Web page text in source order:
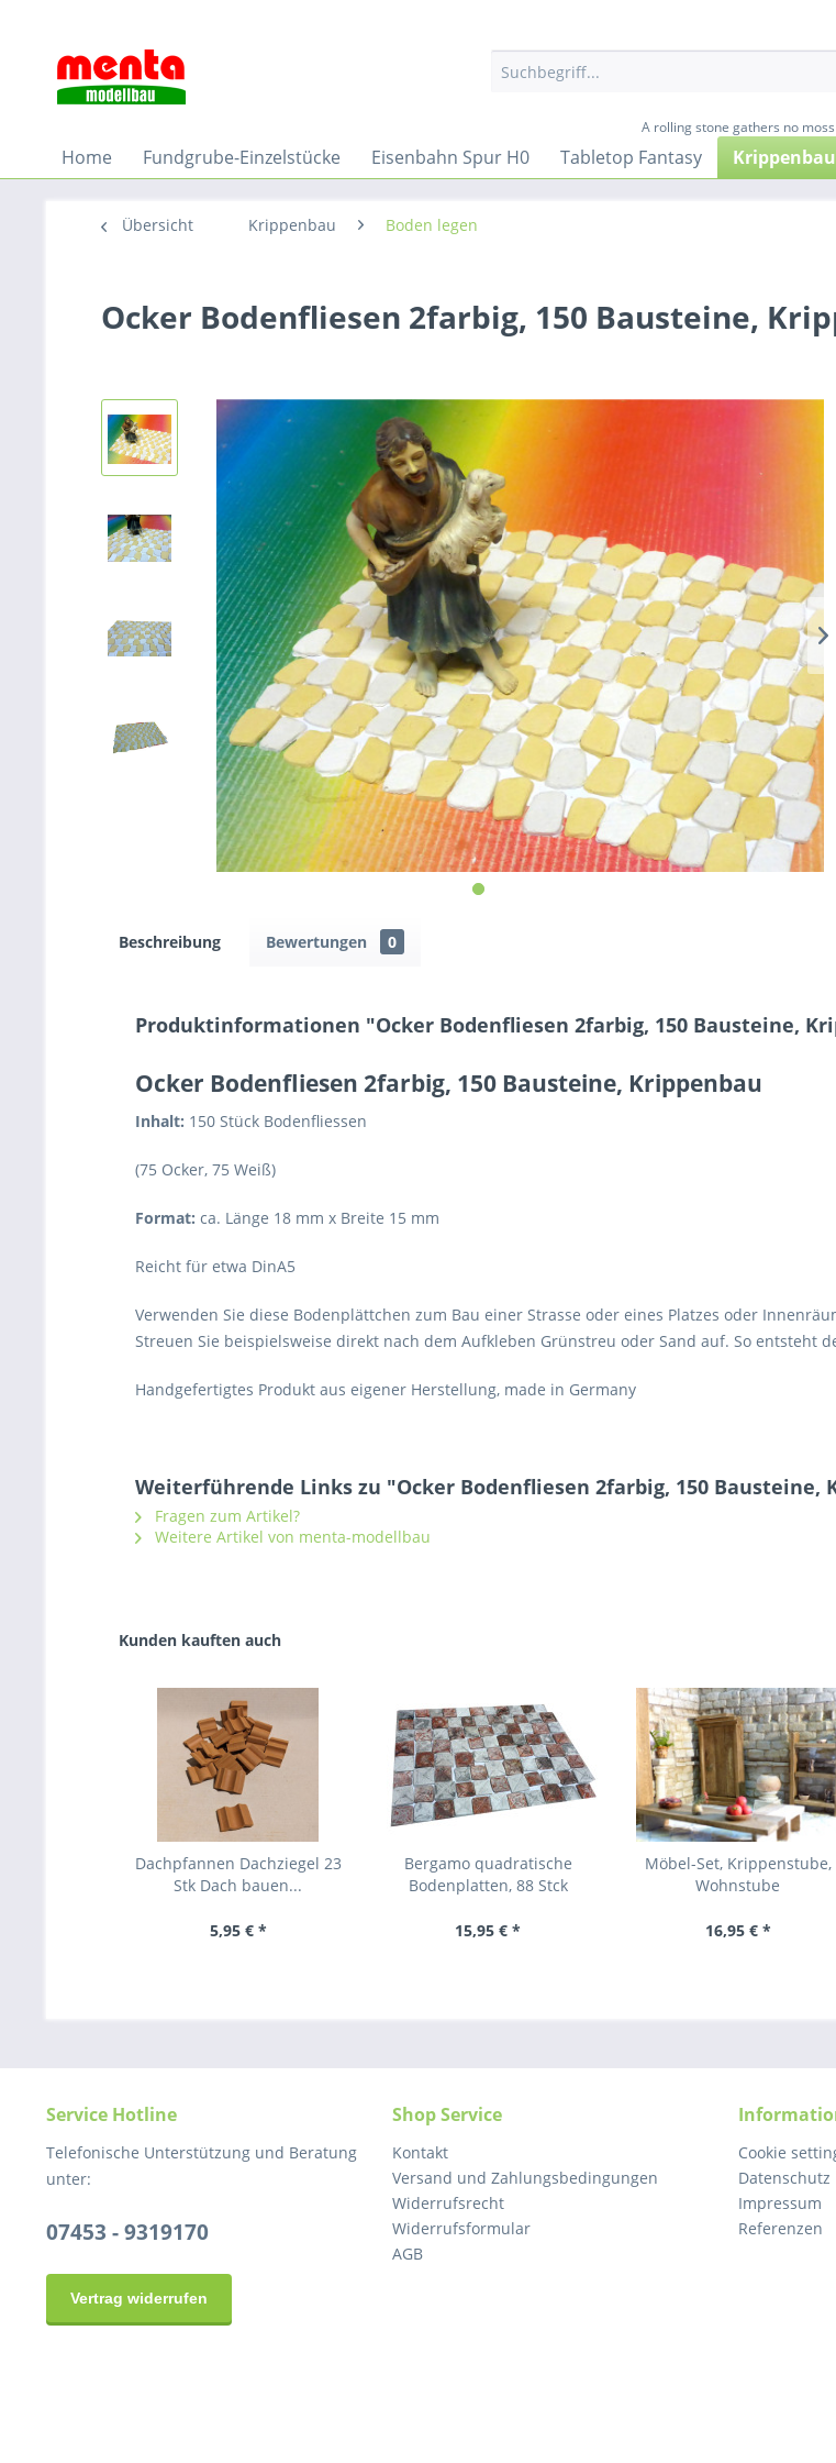
A rolling stone gathers no moss
Home Fundgrube-Einzelstücke Eisenbahn Spur H0 Tabletop Fantasy Krippenbau
Übersicht Krippenbau Boden legen
Ocker Bodenfliesen 2farbig, 150 Bausteine,
Beschreibung Bewertungen 0
Produktinformationen "Ocker Bodenfliesen 2farbig, 150 Bausteine,
Ocker Bodenfliesen 2farbig, 150 Bausteine, Krippenbau
Inhalt: 150 Stück Bodenfliessen
(75 Ocker, 75 Weiß)
Format: ca. Länge 18 mm x Breite 15 mm
Reicht für etwa DinA5
Verwenden Sie diese Bodenplättchen zum Bau einer Strasse oder eines Platzes oder
Streuen Sie beispielsweise direkt nach dem Aufkleben Grünstreu oder Sand auf. So entsteht
Handgefertigtes Produkt aus eigener Herstellung, made in Germany
Weiterführende Links zu "Ocker Bodenfliesen 2farbig, 150 Bausteine,
Fragen zum Artikel?
Weitere Artikel von menta-modellbau
Kunden kauften auch
Dachpfannen Dachziegel 23
Stk Dach bauen...
5,95 € *
Bergamo quadratische
Bodenplatten, 88 Stck
15,95 € *
Möbel-Set, Krippenstube,
Wohnstube
16,95 € *
Service Hotline
Telefonische Unterstützung und Beratung
unter:
07453 - 9319170
Vertrag widerrufen
Shop Service
Kontakt
Versand und Zahlungsbedingungen
Widerrufsrecht
Widerrufsformular
AGB
Cookie
Datenschutz
Impressum
Referenzen